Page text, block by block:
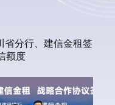
省分行、建信金租签
额度